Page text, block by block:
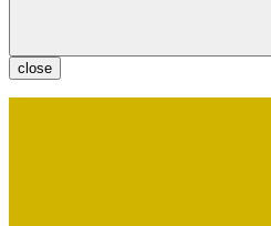
close